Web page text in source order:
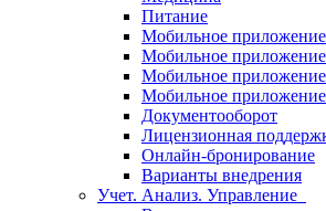
Питание
Мобильное
Мобильное
Мобильное
Мобильное
Документооборот
Лицензионная
Онлайн-бронирование
Варианты внедрения
Учет. Анализ. Управление